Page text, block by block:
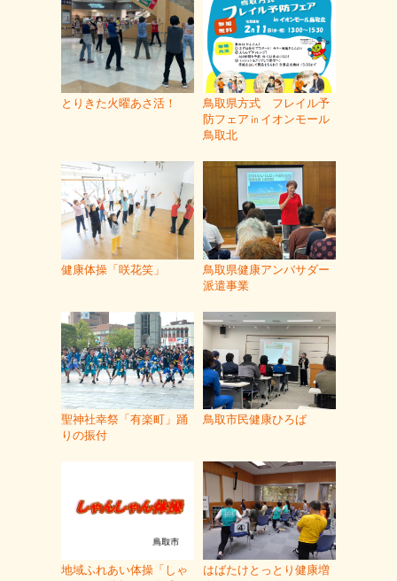
とりきた火曜あさ活！
鳥取県方式 フレイル予
防フェア㏌イオンモール
鳥取北
健康体操「咲花笑」
鳥取県健康アンバサダー
派遣事業
聖神社幸祭「有楽町」踊
りの振付
鳥取市民健康ひろば
地域ふれあい体操「しゃ
はばたけとっとり健康増